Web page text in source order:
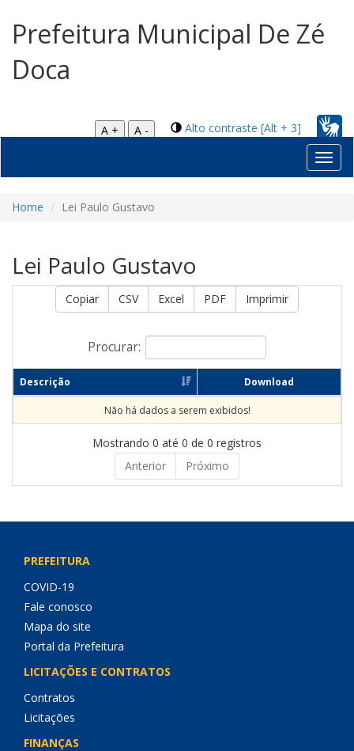
Prefeitura Municipal De Zé
Doca
Alto contraste [Alt + 3]
A +
A -
Home Lei Paulo Gustavo
Lei Paulo Gustavo
Copiar CSV Excel PDF Imprimir
Procurar:
Descrição Download
Não há dados a serem exibidos!
Mostrando 0 até 0 de 0 registros
Anterior
Próximo
PREFEITURA
COVID-19
Fale conosco
Mapa do site
Portal da Prefeitura
LICITAÇÕES E CONTRATOS
Contratos
Licitações
FINANÇAS